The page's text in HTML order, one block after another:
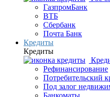
ГазпромБанк
ВТБ
Сбербанк
Почта Банк
Кредиты
Кредиты
Рефинансирование
Потребительский
Под залог
Банкоматы